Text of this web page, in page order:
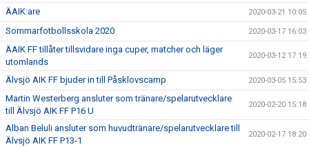
ÄAIK:are 2020-03-21 10:05
Sommarfotbollsskola 2020 2020-03-17 16:03
ÄAIK FF tillåter tillsvidare inga cuper, matcher och läger
utomlands
2020-03-12 17:19
Älvsjö AIK FF bjuder in till Påsklovscamp 2020-03-05 15:53
Martin Westerberg ansluter som tränare/spelarutvecklare
till Älvsjö AIK FF P16 U
2020-02-20 15:18
Alban Beluli ansluter som huvudtränare/spelarutvecklare till
Älvsjö AIK FF P13-1
2020-02-17 18:20